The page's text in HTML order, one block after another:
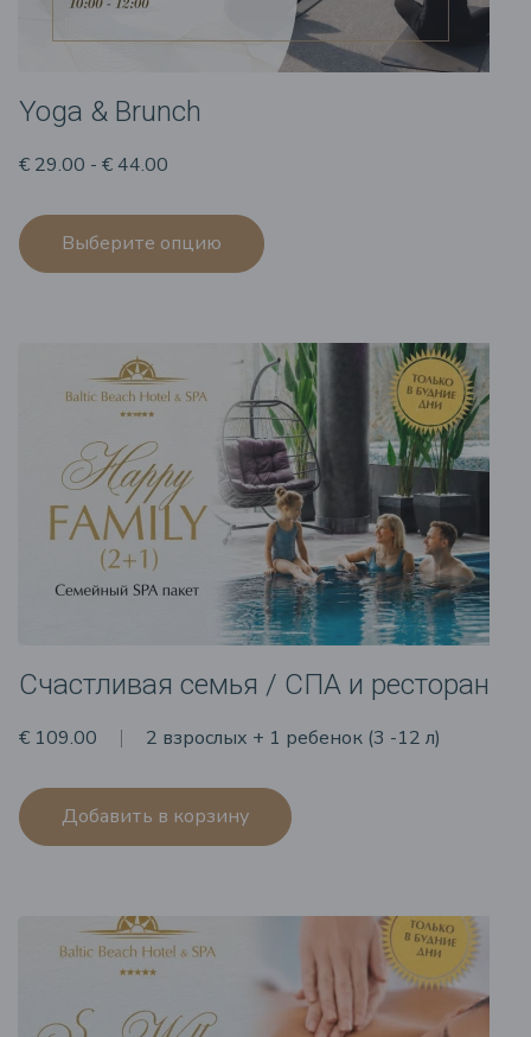
Yoga & Brunch
€ 29.00 - € 44.00
Выберите опцию
Счастливая семья / СПА и ресторан
€ 109.00 2 взрослых + 1 ребенок (3 -12 л)
Добавить в корзину